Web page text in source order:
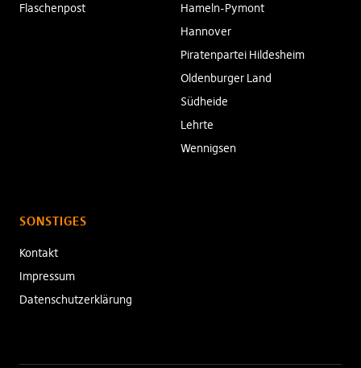
Flaschenpost
Hameln-Pymont
Hannover
Piratenpartei Hildesheim
Oldenburger Land
Südheide
Lehrte
Wennigsen
SONSTIGES
Kontakt
Impressum
Datenschutzerklärung